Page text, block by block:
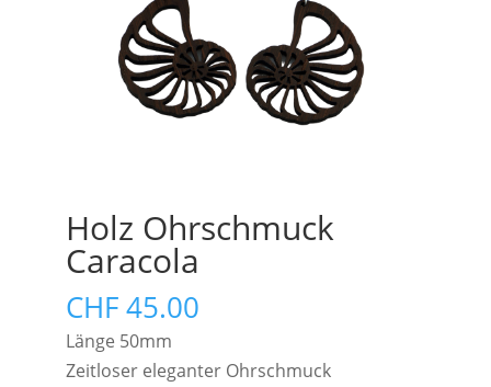
Holz Ohrschmuck
Caracola
CHF45.00
Länge 50mm
Zeitloser eleganter Ohrschmuck